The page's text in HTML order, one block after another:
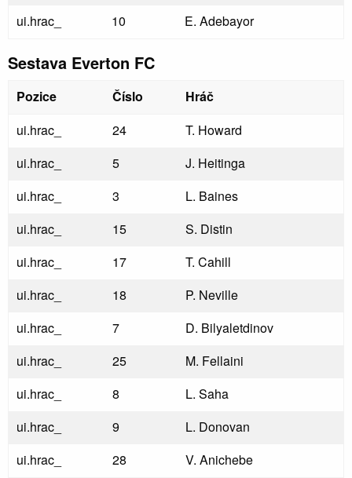
ui.hrac_
10 E. Adebayor
Sestava Everton FC
Pozice Číslo
Hráč
ui.hrac_
24
T. Howard
ui.hrac_
5
J. Heitinga
ui.hrac_
3
L. Baines
ui.hrac_
15
S. Distin
ui.hrac_
17
T. Cahill
ui.hrac_
18
P. Neville
ui.hrac_
7
D. Bilyaletdinov
ui.hrac_
25
M. Fellaini
ui.hrac_
8
L. Saha
ui.hrac_
9
L. Donovan
ui.hrac_
28 V. Anichebe